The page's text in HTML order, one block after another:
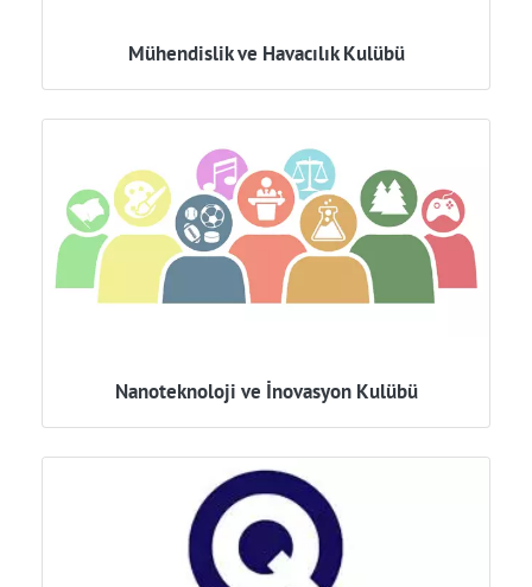
Mühendislik ve Havacılık Kulübü
Nanoteknoloji ve İnovasyon Kulübü